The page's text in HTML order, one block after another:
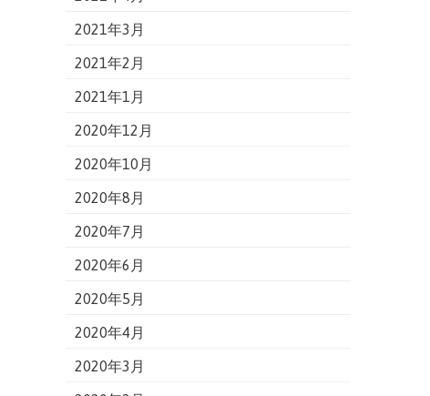
2021年3月
2021年2月
2021年1月
2020年12月
2020年10月
2020年8月
2020年7月
2020年6月
2020年5月
2020年4月
2020年3月